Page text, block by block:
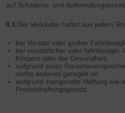
auf Schadens- und
8.1 Der Verkäufer haftet aus jedem
bei Vorsatz oder grober
bei vorsätzlicher oder fahrlässiger
Körpers oder der Gesundheit,
aufgrund eines
nichts anderes geregelt ist,
aufgrund zwingender Haftung wie
Produkthaftungsgesetz.